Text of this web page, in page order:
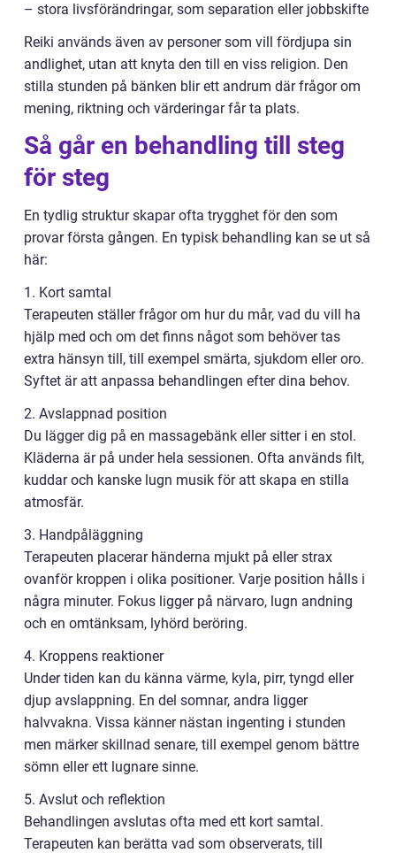
– stora livsförändringar, som separation eller jobbskifte
Reiki används även av personer som vill fördjupa sin
andlighet, utan att knyta den till en viss religion. Den
stilla stunden på bänken blir ett andrum där frågor om
mening, riktning och värderingar får ta plats.
Så går en behandling till steg
för steg
En tydlig struktur skapar ofta trygghet för den som
provar första gången. En typisk behandling kan se ut så
här:
1. Kort samtal
Terapeuten ställer frågor om hur du mår, vad du vill ha
hjälp med och om det finns något som behöver tas
extra hänsyn till, till exempel smärta, sjukdom eller oro.
Syftet är att anpassa behandlingen efter dina behov.
2. Avslappnad position
Du lägger dig på en massagebänk eller sitter i en stol.
Kläderna är på under hela sessionen. Ofta används filt,
kuddar och kanske lugn musik för att skapa en stilla
atmosfär.
3. Handpåläggning
Terapeuten placerar händerna mjukt på eller strax
ovanför kroppen i olika positioner. Varje position hålls i
några minuter. Fokus ligger på närvaro, lugn andning
och en omtänksam, lyhörd beröring.
4. Kroppens reaktioner
Under tiden kan du känna värme, kyla, pirr, tyngd eller
djup avslappning. En del somnar, andra ligger
halvvakna. Vissa känner nästan ingenting i stunden
men märker skillnad senare, till exempel genom bättre
sömn eller ett lugnare sinne.
5. Avslut och reflektion
Behandlingen avslutas ofta med ett kort samtal.
Terapeuten kan berätta vad som observerats, till